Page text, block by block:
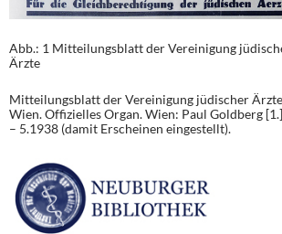
Abb.: 1 Mitteilungsblatt der Vereinigung
Ärzte
Mitteilungsblatt der Vereinigung jüdischer
Wien. Offizielles Organ. Wien: Paul Goldberg
– 5.1938 (damit Erscheinen eingestellt).